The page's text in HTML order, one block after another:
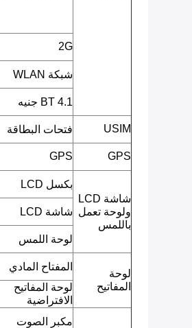
2G
شبكة WLAN
BT 4.1 جنيه
USIM فتحات البطاقة
GPS
GPS
شاشة LCD
ولوحة تعمل
باللمس
بكسل LCD
شاشة LCD
لوحة اللمس
لوحة
المفاتيح
المفتاح المادي
لوحة المفاتيح
الافتراضية
مكبر الصوت